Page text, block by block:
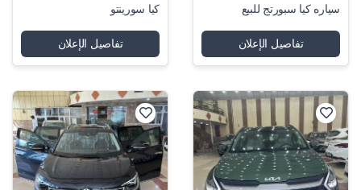
سياره كيا سبورتج للبيع
تفاصيل الإعلان
كيا سورينتو
تفاصيل الإعلان